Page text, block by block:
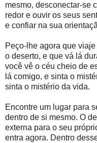
mesmo, desconectar-se
redor e ouvir os seus
e confiar na sua
Peço-lhe agora que
o deserto, e que vá lá
você vê o céu cheio de
lá comigo, e sinta o
sinta o mistério da vida.
Encontre um lugar para
dentro de si mesmo. O
externa para o seu
entra agora. Dentro